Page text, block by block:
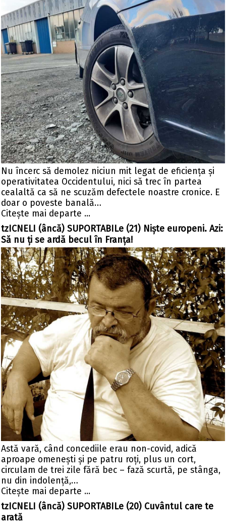
Nu încerc să demolez niciun mit legat de eficiența și
operativitatea Occidentului, nici să trec în partea
cealaltă ca să ne scuzăm defectele noastre cronice. E
doar o poveste banală…
Citeşte mai departe ...
tzICNELI (âncă) SUPORTABILe (21) Niște europeni. Azi:
Să nu ţi se ardă becul în Franţa!
Astă vară, când concediile erau non-covid, adică
aproape omenești și pe patru roți, plus un cort,
circulam de trei zile fără bec – fază scurtă, pe stânga,
nu din indolență,…
Citeşte mai departe ...
tzICNELI (âncă) SUPORTABILe (20) Cuvântul care te
arată